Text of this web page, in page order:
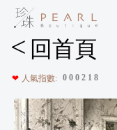
< 回首頁
❤ 人氣指數: 0 0 0 2 1 8